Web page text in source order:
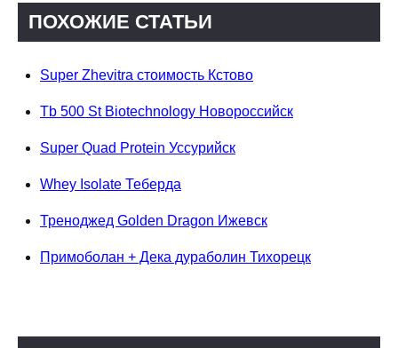
ПОХОЖИЕ СТАТЬИ
Super Zhevitra стоимость Кстово
Tb 500 St Biotechnology Новороссийск
Super Quad Protein Уссурийск
Whey Isolate Теберда
Треноджед Golden Dragon Ижевск
Примоболан + Дека дураболин Тихорецк